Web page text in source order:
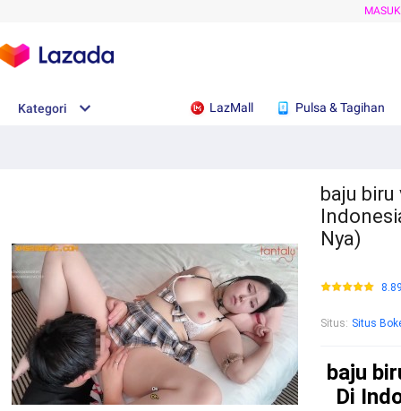
Kategori LazMall Pulsa & Tagihan
baju biru
Nya)
Situs: Situs
baju
Di